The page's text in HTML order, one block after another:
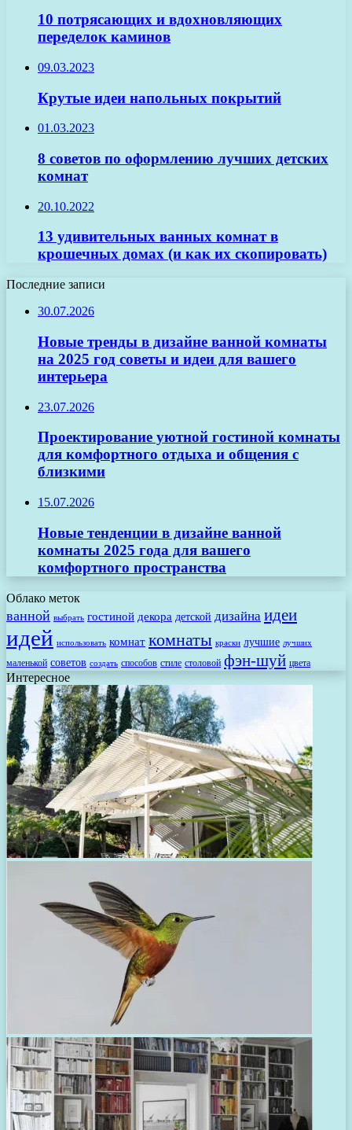
10 потрясающих и вдохновляющих
переделок каминов
09.03.2023
Крутые идеи напольных покрытий
01.03.2023
8 советов по оформлению лучших детских
комнат
20.10.2022
13 удивительных ванных комнат в
крошечных домах (и как их скопировать)
Последние записи
30.07.2026
Новые тренды в дизайне ванной комнаты
на 2025 год советы и идеи для вашего
интерьера
23.07.2026
Проектирование уютной гостиной комнаты
для комфортного отдыха и общения с
близкими
15.07.2026
Новые тенденции в дизайне ванной
комнаты 2025 года для вашего
комфортного пространства
Облако меток
ванной выбрать гостиной декора детской дизайна идеи
идей использовать комнат комнаты краски лучшие лучших
маленькой советов создать способов стиле столовой фэн-шуй цвета
Интересное